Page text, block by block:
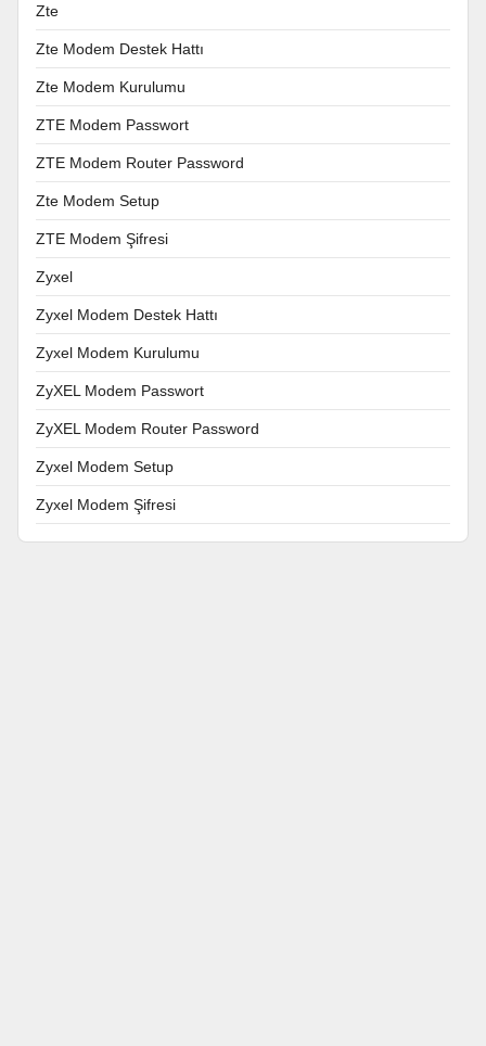
Zte
Zte Modem Destek Hattı
Zte Modem Kurulumu
ZTE Modem Passwort
ZTE Modem Router Password
Zte Modem Setup
ZTE Modem Şifresi
Zyxel
Zyxel Modem Destek Hattı
Zyxel Modem Kurulumu
ZyXEL Modem Passwort
ZyXEL Modem Router Password
Zyxel Modem Setup
Zyxel Modem Şifresi